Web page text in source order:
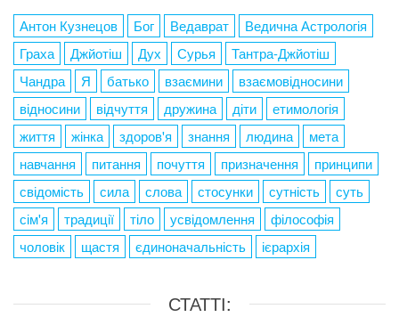
Антон Кузнецов Бог Ведаврат
Ведична Астрологія
Граха
Джйотіш Дух Сурья
Тантра-Джйотіш
Чандра
Я батько взаємини
взаємовідносини
відносини
відчуття дружина діти
етимологія
життя
жінка здоров'я знання людина
мета
навчання
питання почуття призначення
принципи
свідомість
сила слова стосунки сутність
суть
сім'я
традиції тіло усвідомлення
філософія
чоловік
щастя єдиноначальність ієрархія
СТАТТІ: